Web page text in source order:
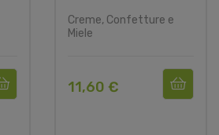
Creme, Confetture e
Miele
11,60 €